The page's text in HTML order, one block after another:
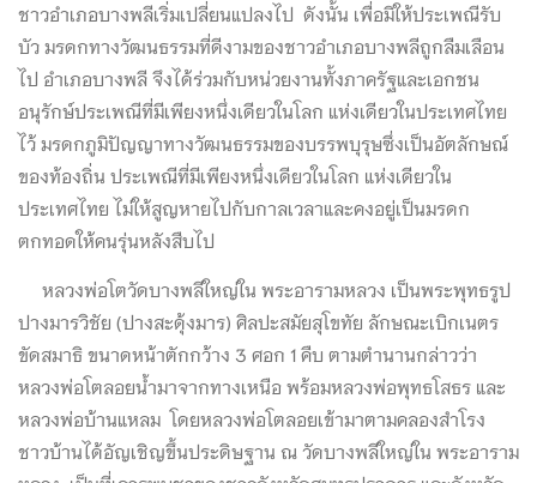
ชาวอำเภอบางพลีเริ่มเปลี่ยนแปลงไป ดังนั้น เพื่อมิให้ประเพณีรับ
บัว มรดกทางวัฒนธรรมที่ดีงามของชาวอำเภอบางพลีถูกลืมเลือน
ไป อำเภอบางพลี จึงได้ร่วมกับหน่วยงานทั้งภาครัฐและเอกชน
อนุรักษ์ประเพณีที่มีเพียงหนึ่งเดียวในโลก แห่งเดียวในประเทศไทย
ไว้ มรดกภูมิปัญญาทางวัฒนธรรมของบรรพบุรุษซึ่งเป็นอัตลักษณ์
ของท้องถิ่น ประเพณีที่มีเพียงหนึ่งเดียวในโลก แห่งเดียวใน
ประเทศไทย ไม่ให้สูญหายไปกับกาลเวลาและคงอยู่เป็นมรดก
ตกทอดให้คนรุ่นหลังสืบไป
หลวงพ่อโตวัดบางพลีใหญ่ใน พระอารามหลวง เป็นพระพุทธรูป
ปางมารวิชัย (ปางสะดุ้งมาร) ศิลปะสมัยสุโขทัย ลักษณะเบิกเนตร
ขัดสมาธิ ขนาดหน้าตักกว้าง 3 ศอก 1 คืบ ตามตำนานกล่าวว่า
หลวงพ่อโตลอยน้ำมาจากทางเหนือ พร้อมหลวงพ่อพุทธโสธร และ
หลวงพ่อบ้านแหลม โดยหลวงพ่อโตลอยเข้ามาตามคลองสำโรง
ชาวบ้านได้อัญเชิญขึ้นประดิษฐาน ณ วัดบางพลีใหญ่ใน พระอาราม